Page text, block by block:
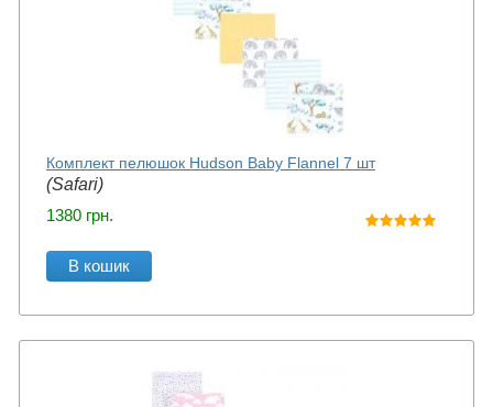
Комплект пелюшок Hudson Baby Flannel 7 шт
(Safari)
1380 грн.
В кошик